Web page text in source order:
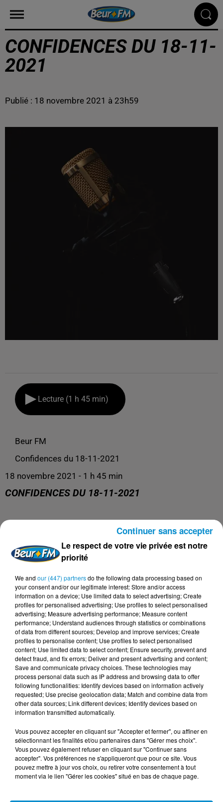
CONFIDENCES DU 18-11-
2021
Publié : 18 novembre 2021 à 23h59
Lecture (1 h 45 min)
Beur FM
Confidences du 18-11-2021
18 novembre 2021 - 1 h 45 min
CONFIDENCES DU 18-11-2021
La libre antenne !
DERNIERS PODCASTS
24 juillet 2026
Les Zinformés - 24/07/26
23 juillet 2026
Les Zinformés - 23/07/26
Le respect de votre vie privée est notre
priorité
We and our (447) partnersdo the following data processing based on
your consent and/or our legitimate interest: Store and/or access
information on a device; Use limited data to select advertising; Create
profiles for personalised advertising; Use profiles to select personalised
advertising; Measure advertising performance; Measure content
performance; Understand audiences through statistics or combinations
of data from different sources; Develop and improve services; Create
profiles to personalise content; Use profiles to select personalised
content; Use limited data to select content; Ensure security, prevent and
detect fraud, and fix errors; Deliver and present advertising and content;
Save and communicate privacy choices. These technologies may
process personal data such as IP address and browsing data to offer
following functionalities: Identify devices based on information actively
requested; Use precise geolocation data; Match and combine data from
other data sources; Link different devices; Identify devices based on
information transmitted automatically.
Vous pouvez accepter en cliquant sur "Accepter et fermer", ou affiner en
sélectionnant les finalités et/ou partenaires dans "Gérer mes choix".
Vous pouvez également refuser en cliquant sur "Continuer sans
accepter". Vos préférences ne s'appliqueront que pour ce site. Vous
pouvez mettre à jour vos choix, ou retirer votre consentement à tout
moment via le lien "Gérer les cookies" situé en bas de chaque page.
Continuer sans accepter